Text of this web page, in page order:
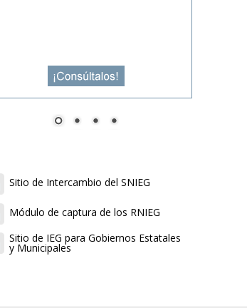
Sitio de Intercambio del SNIEG
Módulo de captura de los RNIEG
Sitio de IEG para Gobiernos Estatales
y Municipales